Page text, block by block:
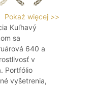
Pokaż więcej >>
Kuľhavý
sa
640 a
v
Portfólio
vyšetrenia,